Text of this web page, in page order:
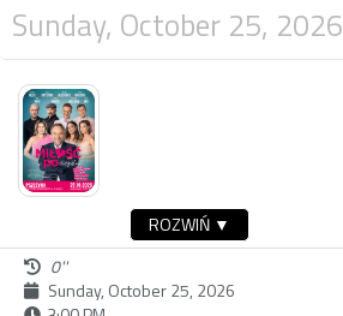
Sunday, October 25, 2026
ROZWIŃ ▼
0''
Sunday, October 25, 2026